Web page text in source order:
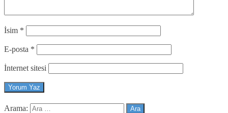
İsim *
E-posta *
İnternet sitesi
Arama: